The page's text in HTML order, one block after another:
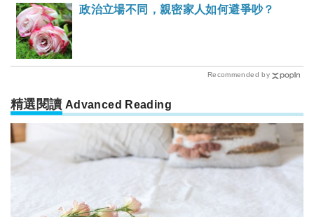
政治立場不同，親密家人如何避爭吵？
Recommended by
精選閱讀 Advanced Reading